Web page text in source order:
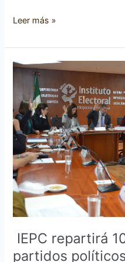
Leer más »
IEPC repartirá
partidos
IEPC
repartirá
100
mdp
entre
partidos
políticos
este
año